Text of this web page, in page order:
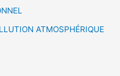
ATMOSPHÉRIQUE